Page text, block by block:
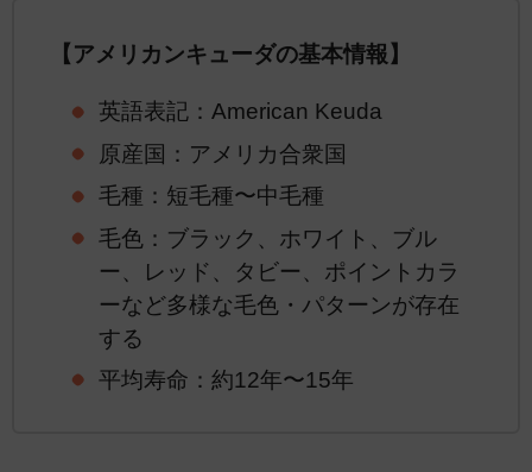
【アメリカンキューダの基本情報】
英語表記：American Keuda
原産国：アメリカ合衆国
毛種：短毛種〜中毛種
毛色：ブラック、ホワイト、ブル
ー、レッド、タビー、ポイントカラ
ーなど多様な毛色・パターンが存在
する
平均寿命：約12年〜15年